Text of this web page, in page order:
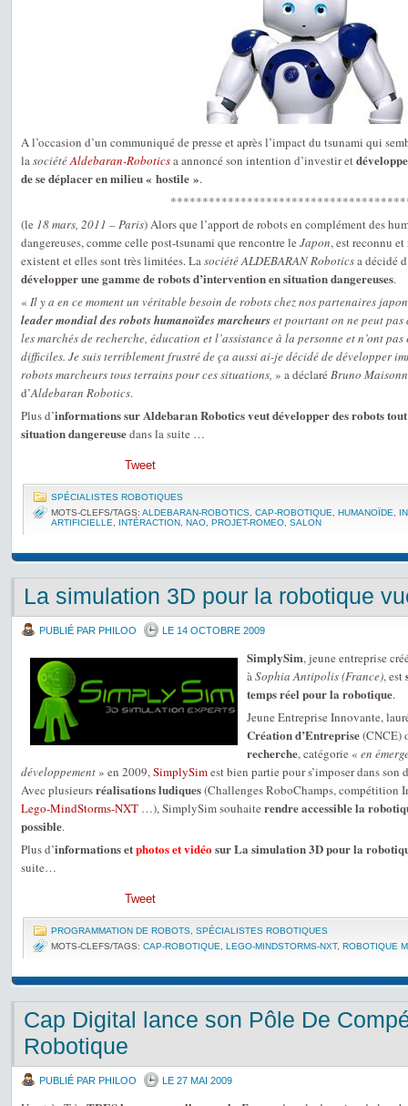
A l’occasion d’un communiqué de presse et après l’impact du tsunami qui
lasociétéAldebaran-Roboticsa annoncé son intention d’investir et
de se déplacer en milieu « hostile ».
(le 18 mars, 2011 – Paris) Alors que l’apport de robots en complément des
dangereuses, comme celle post-tsunami que rencontre le Japon, est reconnu
existent et elles sont très limitées. Lasociété ALDEBARAN Roboticsa décidé
développer une gamme de robots d’intervention en situation dangereuses.
« Il y a en ce moment un véritable besoin de robots chez nos partenaires
leader mondial des robots humanoïdes marcheurset pourtant on ne peut
les marchés de recherche, éducation et l’assistance à la personne et n’ont
difficiles. Je suis terriblement frustré de ça aussi ai-je décidé de développer
robots marcheurs tous terrains pour ces situations, » a déclaré Bruno
d’Aldebaran Robotics.
Plus d’informations sur Aldebaran Robotics veut développer des robots
situation dangereusedans la suite …
Tweet
SPÉCIALISTES ROBOTIQUES
MOTS-CLEFS/TAGS: ALDEBARAN-ROBOTICS CAP-ROBOTIQUE HUMANOÏDE
ARTIFICIELLE
INTÉRACTION NAO PROJET-ROMEO SALON
La simulation 3D pour la robotique
PUBLIÉ PAR PHILOO LE 14 OCTOBRE 2009
SimplySim, jeune entreprise
àSophia Antipolis (France), est
temps réel pour la robotique.
Jeune Entreprise Innovante,
Création d’Entreprise(CNCE)
recherche, catégorie « en
développement» en 2009,SimplySimest bien partie pour s’imposer dans son
Avec plusieursréalisations ludiques(Challenges RoboChamps, compétition
Lego-MindStorms-NXT …), SimplySim souhaite rendre accessible la
possible.
Plus d’informations etphotos et vidéosur La simulation 3D pour la
suite…
Tweet
PROGRAMMATION DE ROBOTS SPÉCIALISTES ROBOTIQUES
MOTS-CLEFS/TAGS: CAP-ROBOTIQUE LEGO-MINDSTORMS-NXT, ROBOTIQUE
Cap Digital lance son Pôle De
Robotique
PUBLIÉ PAR PHILOO LE 27 MAI 2009